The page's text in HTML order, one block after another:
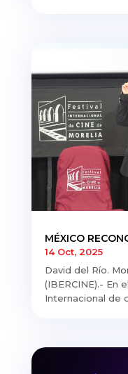
MÉXICO
14 Oct, 2025
David del Río.
(IBERCINE).- En
Internacional de